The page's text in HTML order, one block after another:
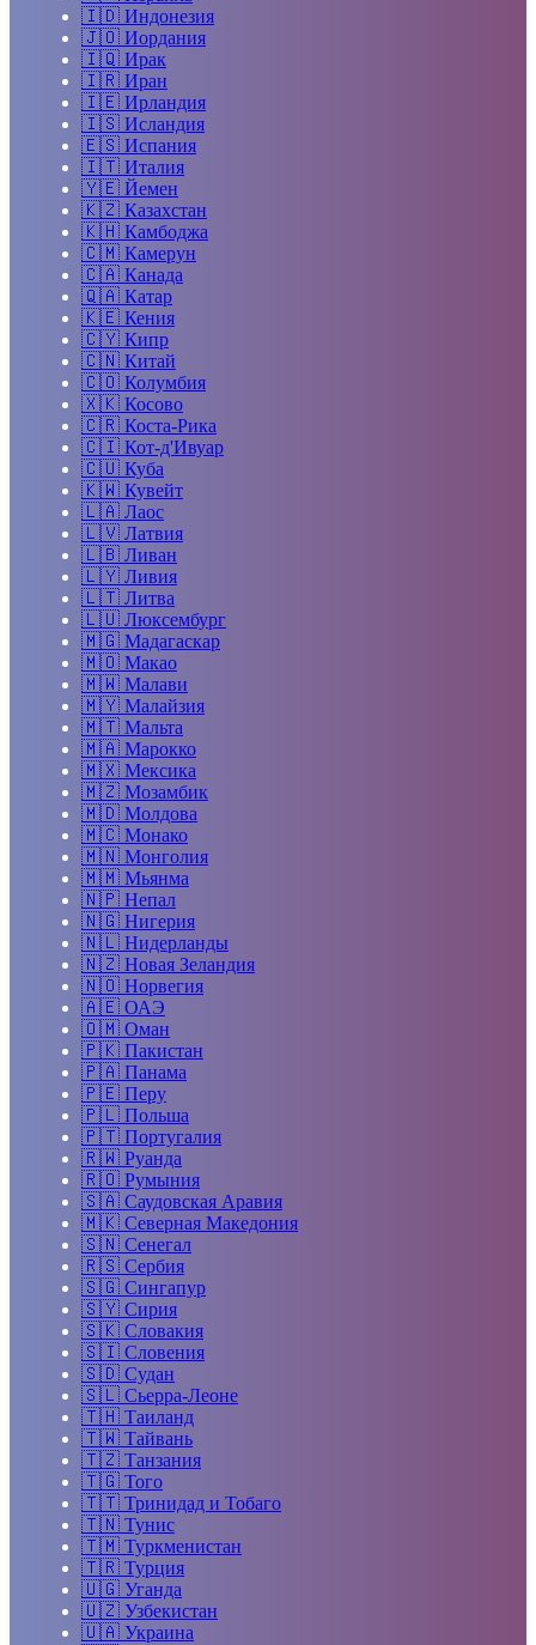
🇮🇩 Индонезия
🇯🇴 Иордания
🇮🇶 Ирак
🇮🇷 Иран
🇮🇪 Ирландия
🇮🇸 Исландия
🇪🇸 Испания
🇮🇹 Италия
🇾🇪 Йемен
🇰🇿 Казахстан
🇰🇭 Камбоджа
🇨🇲 Камерун
🇨🇦 Канада
🇶🇦 Катар
🇰🇪 Кения
🇨🇾 Кипр
🇨🇳 Китай
🇨🇴 Колумбия
🇽🇰 Косово
🇨🇷 Коста-Рика
🇨🇮 Кот-д'Ивуар
🇨🇺 Куба
🇰🇼 Кувейт
🇱🇦 Лаос
🇱🇻 Латвия
🇱🇧 Ливан
🇱🇾 Ливия
🇱🇹 Литва
🇱🇺 Люксембург
🇲🇬 Мадагаскар
🇲🇴 Макао
🇲🇼 Малави
🇲🇾 Малайзия
🇲🇹 Мальта
🇲🇦 Марокко
🇲🇽 Мексика
🇲🇿 Мозамбик
🇲🇩 Молдова
🇲🇨 Монако
🇲🇳 Монголия
🇲🇲 Мьянма
🇳🇵 Непал
🇳🇬 Нигерия
🇳🇱 Нидерланды
🇳🇿 Новая Зеландия
🇳🇴 Норвегия
🇦🇪 ОАЭ
🇴🇲 Оман
🇵🇰 Пакистан
🇵🇦 Панама
🇵🇪 Перу
🇵🇱 Польша
🇵🇹 Португалия
🇷🇼 Руанда
🇷🇴 Румыния
🇸🇦 Саудовская Аравия
🇲🇰 Северная Македония
🇸🇳 Сенегал
🇷🇸 Сербия
🇸🇬 Сингапур
🇸🇾 Сирия
🇸🇰 Словакия
🇸🇮 Словения
🇸🇩 Судан
🇸🇱 Сьерра-Леоне
🇹🇭 Таиланд
🇹🇼 Тайвань
🇹🇿 Танзания
🇹🇬 Того
🇹🇹 Тринидад и Тобаго
🇹🇳 Тунис
🇹🇲 Туркменистан
🇹🇷 Турция
🇺🇬 Уганда
🇺🇿 Узбекистан
🇺🇦 Украина